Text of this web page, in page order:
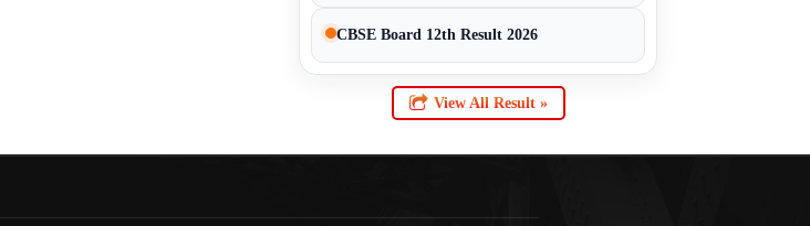
CBSE Board 12th Result 2026
View All Result »